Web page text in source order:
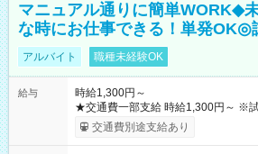
マニュアル通りに簡単WORK◆
な時にお仕事できる！単発OK◎
アルバイト 職種未経験OK
給与
時給1,300円～
★交通費一部支給 時給1,300円～ ※試験・役割により手当あり
※勤務回数により昇給あり 【即給（
り！】 希望される場合、勤務から1
交通費別途支給あり